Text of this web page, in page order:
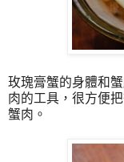
玫瑰膏蟹的身體和
肉的工具，很方便
蟹肉。